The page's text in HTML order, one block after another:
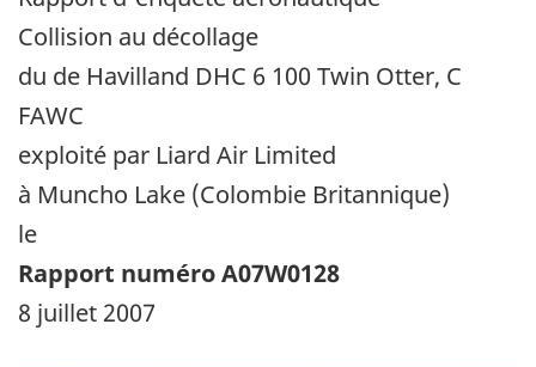
Collision au décollage
du de Havilland DHC 6 100 Twin Otter, C
FAWC
exploité par Liard Air Limited
à Muncho Lake (Colombie Britannique)
le
Rapport numéro A07W0128
8 juillet 2007